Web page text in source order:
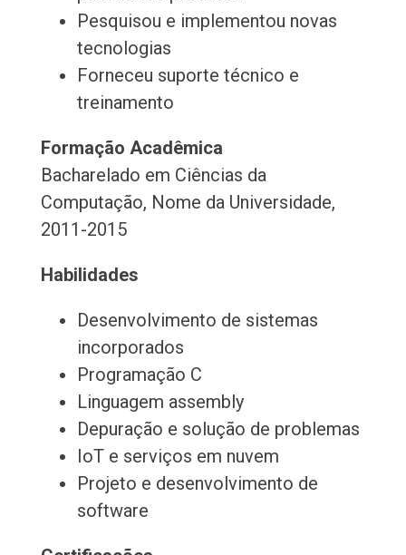
Pesquisou e implementou novas
tecnologias
Forneceu suporte técnico e
treinamento
Formação Acadêmica
Bacharelado em Ciências da
Computação, Nome da Universidade,
2011-2015
Habilidades
Desenvolvimento de sistemas
incorporados
Programação C
Linguagem assembly
Depuração e solução de problemas
IoT e serviços em nuvem
Projeto e desenvolvimento de
software